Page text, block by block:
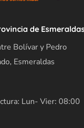
de
Bolívar y Pedro
Esmeraldas
Lun- Vier: 08:00